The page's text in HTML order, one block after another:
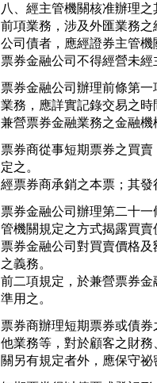
八、經主管機關核准辦理
前項業務，涉及外匯業務
公司債者，應經證券主管機
票券金融公司不得經營未
票券金融公司辦理前條第
業務，應詳實記錄交易之
兼營票券金融業務之金融
票券商從事短期票券之買
定之。
經票券商承銷之本票；其
票券金融公司辦理第二十
管機關規定之方式揭露買賣
票券金融公司對買賣價格
之義務。
前二項規定，於兼營票券
準用之。
票券商辦理短期票券或債
他業務等，對於顧客之財
關另有規定者外，應保守祕